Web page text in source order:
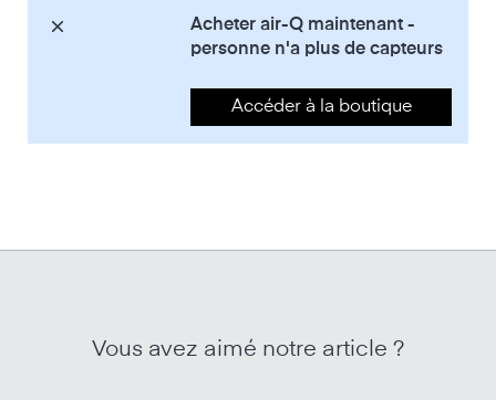
Acheter air-Q maintenant -
personne n'a plus de capteurs
Accéder à la boutique
Vous avez aimé notre article ?